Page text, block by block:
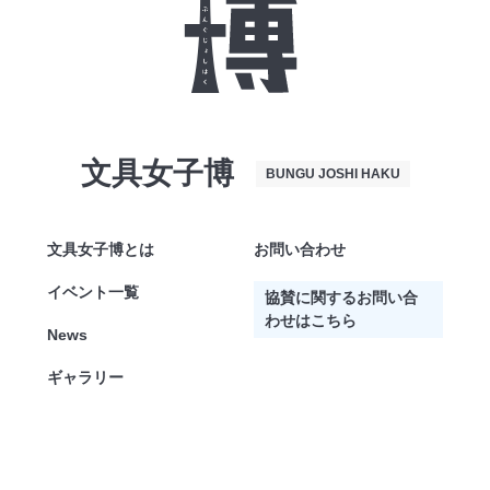
文具女子博 BUNGU JOSHI HAKU
文具女子博とは
イベント一覧
News
ギャラリー
お問い合わせ
協賛に関するお問い合
わせはこちら